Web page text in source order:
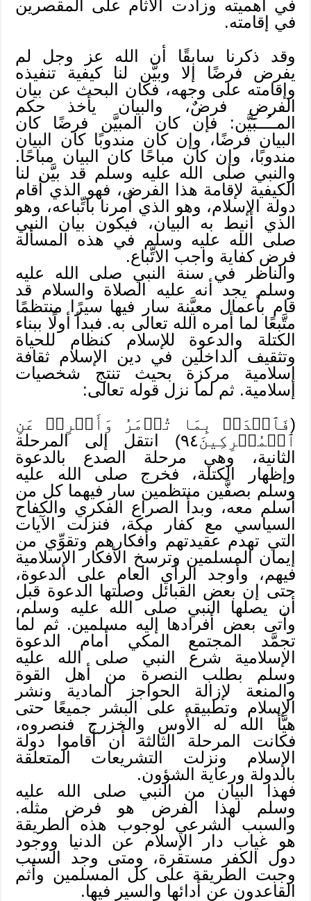
في أهميته وزادت الآثام على المقصرين
في إقامته.
وقد ذكرنا سابقًا أن الله عز وجل لم
يفرض فرضًا إلا وبيَّن لنا كيفية تنفيذه
وإقامته على وجهه، فكان البحث عن بيان
الفرضِ فرضٌ، والبيان يأخذ حكم
المــُــبَيَّن: فإن كان المبيَّن فرضًا كان
البيان فرضًا، وإن كان مندوبًا كان البيان
مندوبًا، وإن كان مباحًا كان البيان مباحًا.
والنبي صلى الله عليه وسلم قد بيَّن لنا
الكيفية لإقامة هذا الفرض، فهو الذي أقام
دولة الإسلام، وهو الذي أُمرنا باتِّباعه، وهو
الذي أنيط به البيان، فيكون بيان النبي
صلى الله عليه وسلم في هذه المسألة
فرض كفاية واجب الاتِّباع.
والناظر في سنة النبي صلى الله عليه
وسلم يجد أنه عليه الصلاة والسلام قد
قام بأعمال معيَّنة سار فيها سيرًا منتظمًا
متَّبعًا لما أمره الله تعالى به. فبدأ أولًا ببناء
الكتلة والدعوة للإسلام كنظام للحياة
وتثقيف الداخلين في دين الإسلام ثقافة
إسلامية مركزة بحيث تنتج شخصيات
إسلامية. ثم لما نزل قوله تعالى:
(فَٱصۡدَعۡ بِمَا تُؤۡمَرُ وَأَعۡرِضۡ عَنِ
ٱلۡمُشۡرِكِينَ٩٤) انتقل إلى المرحلة
الثانية، وهي مرحلة الصدع بالدعوة
وإظهار الكتلة، فخرج صلى الله عليه
وسلم بصفَّين منتظمين سار فيهما كل من
أسلم معه، وبدأ الصراع الفكري والكفاح
السياسي مع كفار مكة، فنزلت الآيات
التي تهدم عقيدتهم وأفكارهم وتقوِّي من
إيمان المسلمين وترسخ الأفكار الإسلامية
فيهم، وأوجد الرأي العام على الدعوة،
حتى إن بعض القبائل وصلتها الدعوة قبل
أن يصلها النبي صلى الله عليه وسلم،
وأتى بعض أفرادها إليه مسلمين. ثم لما
تجمَّد المجتمع المكي أمام الدعوة
الإسلامية شرع النبي صلى الله عليه
وسلم بطلب النصرة من أهل القوة
والمنعة لإزالة الحواجز المادية ونشر
الإسلام وتطبيقه على البشر جميعًا حتى
هيَّأ الله له الأوس والخزرج فنصروه،
فكانت المرحلة الثالثة أن أقاموا دولة
الإسلام ونزلت التشريعات المتعلقة
بالدولة ورعاية الشؤون.
فهذا البيان من النبي صلى الله عليه
وسلم لهذا الفرض هو فرض مثله.
والسبب الشرعي لوجوب هذه الطريقة
هو غياب دار الإسلام عن الدنيا ووجود
دول الكفر مستقرة، ومتى وجد السبب
وجبت الطريقة على كل المسلمين وأثم
القاعدون عن أدائها والسير فيها.